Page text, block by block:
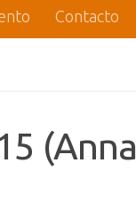
Contacto
(Anna